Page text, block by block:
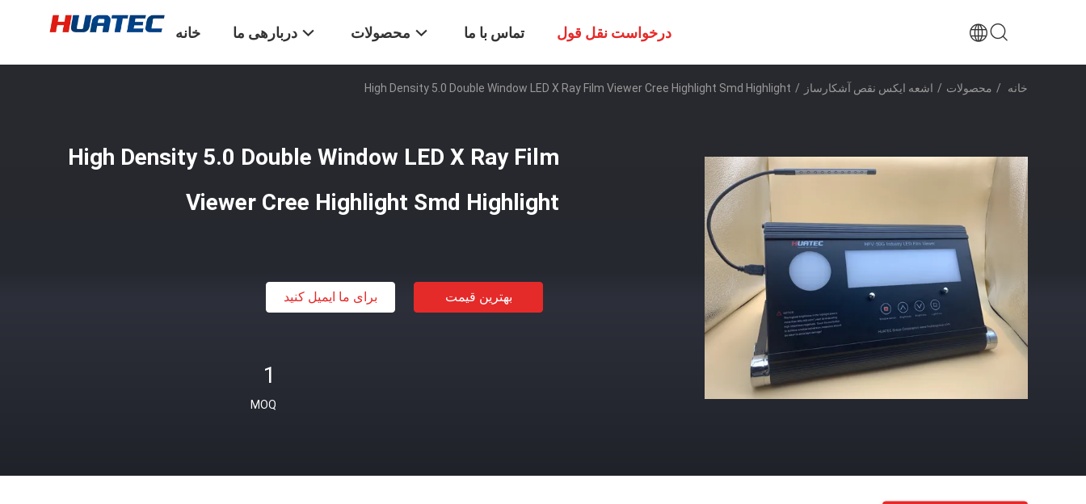
خانه دربارهی ما محصولات تماس با ما درخواست نقل قول
خانه / محصولات / اشعه ایکس نقص آشکارساز /
High Density 5.0 Double Window LED X Ray Film Viewer Cree Highlight Smd Highlight
High Density 5.0 Double Window LED X Ray Film
Viewer Cree Highlight Smd Highlight
بهترین قیمت برای ما ایمیل کنید
1
MOQ